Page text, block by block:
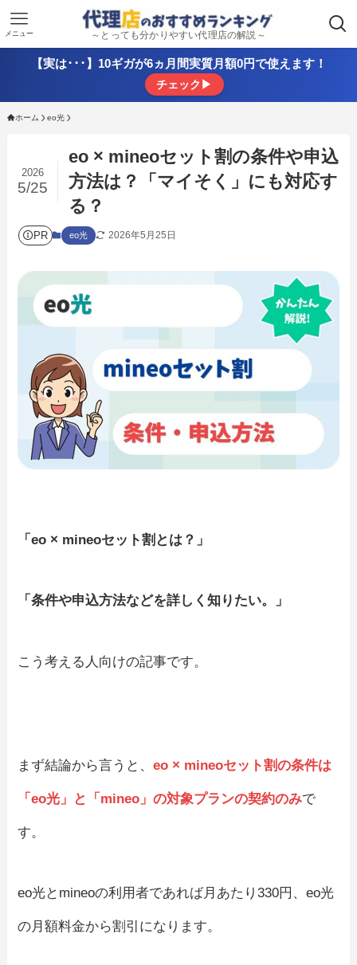
～とっても分かりやすい代理店の解説～
メニュー
【実は･･･】10ギガが6ヵ月間実質月額0円で使えます！
チェック▶
ホーム eo光
eo × mineoセット割の条件や申込
方法は？「マイそく」にも対応す
る？
2026
5/25
PR eo光 2026年5月25日
「eo × mineoセット割とは？」
「条件や申込方法などを詳しく知りたい。」
こう考える人向けの記事です。
まず結論から言うと、eo × mineoセット割の条件は
「eo光」と「mineo」の対象プランの契約のみで
す。
eo光とmineoの利用者であれば月あたり330円、eo光
の月額料金から割引になります。